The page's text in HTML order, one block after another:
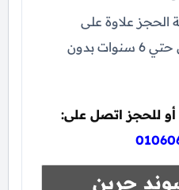
30% نسبة الحجز علاوة على
فترة لتقسيط المتبقي حتي 6 سنوات بدون
أو للحجز اتصل على:
جرين